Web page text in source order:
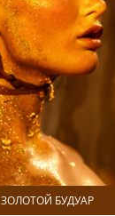
ЗОЛОТОЙ БУДУАР